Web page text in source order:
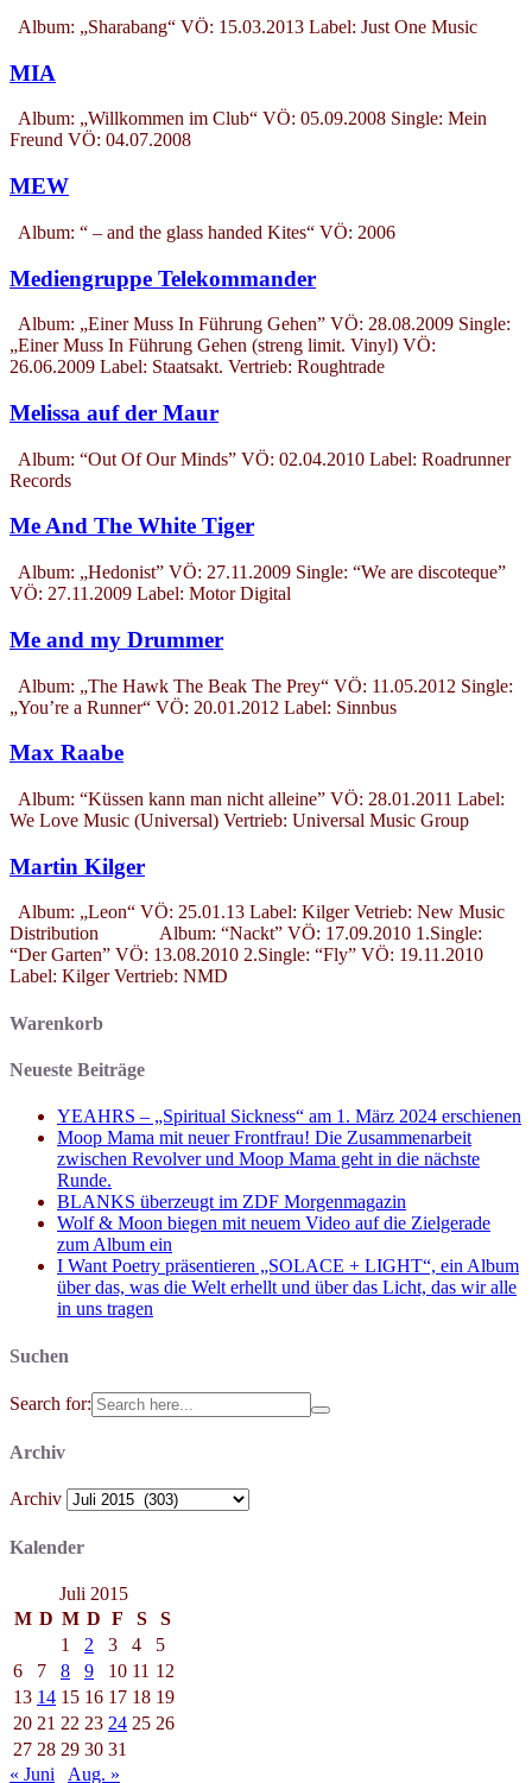
Album: „Sharabang“ VÖ: 15.03.2013 Label: Just One Music
MIA
Album: „Willkommen im Club“ VÖ: 05.09.2008 Single: Mein
Freund VÖ: 04.07.2008
MEW
Album: “ – and the glass handed Kites“ VÖ: 2006
Mediengruppe Telekommander
Album: „Einer Muss In Führung Gehen” VÖ: 28.08.2009 Single:
„Einer Muss In Führung Gehen (streng limit. Vinyl) VÖ:
26.06.2009 Label: Staatsakt. Vertrieb: Roughtrade
Melissa auf der Maur
Album: “Out Of Our Minds” VÖ: 02.04.2010 Label: Roadrunner
Records
Me And The White Tiger
Album: „Hedonist” VÖ: 27.11.2009 Single: “We are discoteque”
VÖ: 27.11.2009 Label: Motor Digital
Me and my Drummer
Album: „The Hawk The Beak The Prey“ VÖ: 11.05.2012 Single:
„You’re a Runner“ VÖ: 20.01.2012 Label: Sinnbus
Max Raabe
Album: “Küssen kann man nicht alleine” VÖ: 28.01.2011 Label:
We Love Music (Universal) Vertrieb: Universal Music Group
Martin Kilger
Album: „Leon“ VÖ: 25.01.13 Label: Kilger Vetrieb: New Music
Distribution Album: “Nackt” VÖ: 17.09.2010 1.Single:
“Der Garten” VÖ: 13.08.2010 2.Single: “Fly” VÖ: 19.11.2010
Label: Kilger Vertrieb: NMD
Warenkorb
Neueste Beiträge
YEAHRS – „Spiritual Sickness“ am 1. März 2024 erschienen
Moop Mama mit neuer Frontfrau! Die Zusammenarbeit
zwischen Revolver und Moop Mama geht in die nächste
Runde.
BLANKS überzeugt im ZDF Morgenmagazin
Wolf & Moon biegen mit neuem Video auf die Zielgerade
zum Album ein
I Want Poetry präsentieren „SOLACE + LIGHT“, ein Album
über das, was die Welt erhellt und über das Licht, das wir alle
in uns tragen
Suchen
Search for:
Archiv
Archiv
Kalender
Juli 2015
M D M D F S
S
1
2 3 4
5
6
7 8 9 10 11 12
13 14 15 16 17 18 19
20 21 22 23 24 25 26
27 28 29 30 31
« Juni
Aug. »